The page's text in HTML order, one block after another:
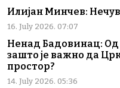
Илијан Минчев:
16. July 2026. 07:07
Ненад Бадовинац: Од
зашто је важно да
простор?
14. July 2026. 05:36